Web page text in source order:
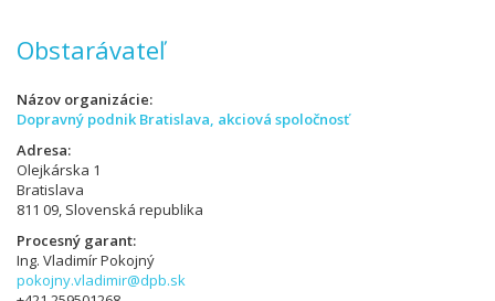
Obstarávateľ
Názov organizácie
Dopravný podnik Bratislava, akciová spoločnosť
Adresa
Olejkárska 1
Bratislava
811 09, Slovenská republika
Procesný garant
Ing. Vladimír Pokojný
pokojny.vladimir@dpb.sk